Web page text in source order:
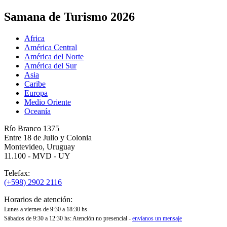
Samana de Turismo 2026
Africa
América Central
América del Norte
América del Sur
Asia
Caribe
Europa
Medio Oriente
Oceanía
Río Branco 1375
Entre 18 de Julio y Colonia
Montevideo, Uruguay
11.100 - MVD - UY
Telefax:
(+598) 2902 2116
Horarios de atención:
Lunes a viernes de 9:30 a 18:30 hs
Sábados de 9:30 a 12:30 hs: Atención no presencial - envíanos un mensaje